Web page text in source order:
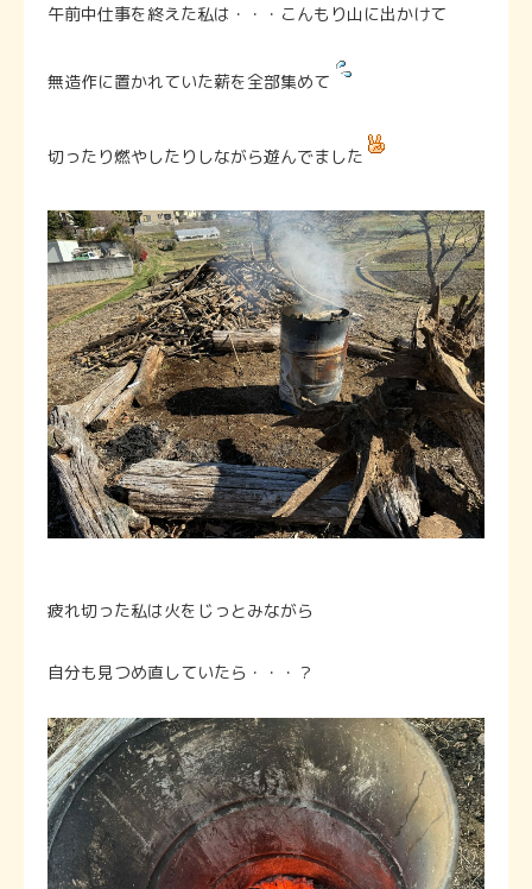
午前中仕事を終えた私は・・・こんもり山に出かけて
無造作に置かれていた薪を全部集めて
切ったり燃やしたりしながら遊んでました
疲れ切った私は火をじっとみながら
自分も見つめ直していたら・・・？